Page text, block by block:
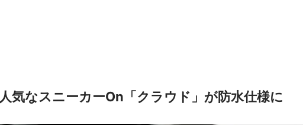
気なスニーカーOn「クラウド」が防水仕様に